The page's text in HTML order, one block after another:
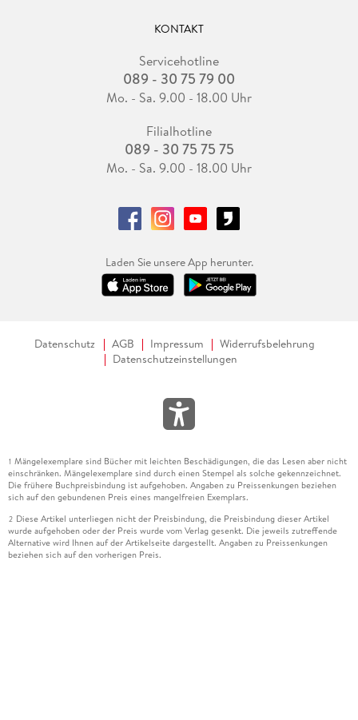
KONTAKT
Servicehotline
089 - 30 75 79 00
Mo. - Sa. 9.00 - 18.00 Uhr
Filialhotline
089 - 30 75 75 75
Mo. - Sa. 9.00 - 18.00 Uhr
Laden Sie unsere App herunter.
Datenschutz AGB Impressum
Widerrufsbelehrung
Datenschutzeinstellungen
1 Mängelexemplare sind Bücher mit leichten Beschädigungen, die das Lesen aber nicht
einschränken. Mängelexemplare sind durch einen Stempel als solche gekennzeichnet.
Die frühere Buchpreisbindung ist aufgehoben. Angaben zu Preissenkungen beziehen
sich auf den gebundenen Preis eines mangelfreien Exemplars.
2 Diese Artikel unterliegen nicht der Preisbindung, die Preisbindung dieser Artikel
wurde aufgehoben oder der Preis wurde vom Verlag gesenkt. Die jeweils zutreffende
Alternative wird Ihnen auf der Artikelseite dargestellt. Angaben zu Preissenkungen
beziehen sich auf den vorherigen Preis.